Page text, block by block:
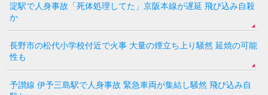
淀駅で人身事故「死体処理してた」京阪本線が遅延 飛び込み自殺
か
長野市の松代小学校付近で火事 大量の煙立ち上り騒然 延焼の可能
性も
予讃線 伊予三島駅で人身事故 緊急車両が集結し騒然 飛び込み自